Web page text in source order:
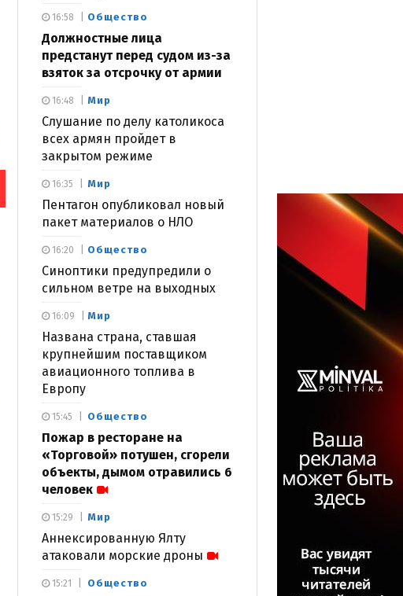
Общество
Должностные лица
предстанут перед судом из-за
взяток за отсрочку от армии
16:58
Мир
Слушание по делу католикоса
всех армян пройдет в
закрытом режиме
16:48
Мир
Пентагон опубликовал новый
пакет материалов о НЛО
16:35
Общество
Синоптики предупредили о
сильном ветре на выходных
16:20
Мир
Названа страна, ставшая
крупнейшим поставщиком
авиационного топлива в
Европу
16:09
Общество
Пожар в ресторане на
«Торговой» потушен, сгорели
объекты, дымом отравились 6
человек
15:45
Мир
Аннексированную Ялту
атаковали морские дроны
15:29
Общество
15:21